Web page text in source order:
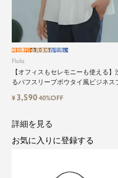
セットアップから、
感のあるブラックフ
せて頂きます。
Flolia
【オフィスもセレモニーも使える】
るパフスリーブボウタイ風ビジネス
特別割引会員価格自宅洗い
¥ 3,59040%OFF
詳細を見る
お気に入りに登録する